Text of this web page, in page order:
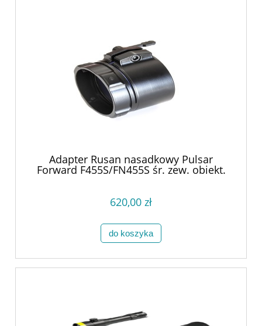
Adapter Rusan nasadkowy Pulsar
Forward F455S/FN455S śr. zew. obiekt.
620,00 zł
do koszyka